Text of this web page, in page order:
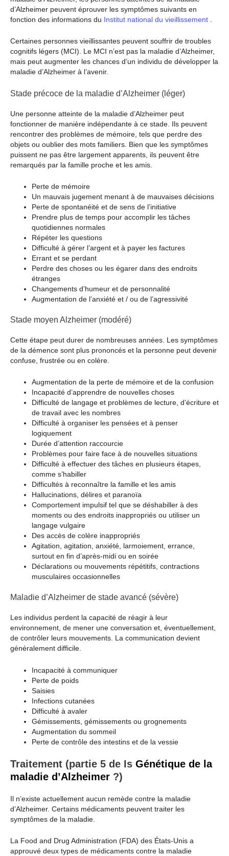
d’Alzheimer peuvent éprouver les symptômes suivants en
fonction des informations du Institut national du vieillissement
Certaines personnes vieillissantes peuvent souffrir de troubles
cognitifs légers (MCI). Le MCI n’est pas la maladie d’Alzheimer,
mais peut augmenter les chances d’un individu de développer la
maladie d’Alzheimer à l’avenir.
Stade précoce de la maladie d’Alzheimer (léger)
Une personne atteinte de la maladie d’Alzheimer peut
fonctionner de manière indépendante à ce stade. Ils peuvent
rencontrer des problèmes de mémoire, tels que perdre des
objets ou oublier des mots familiers. Bien que les symptômes
puissent ne pas être largement apparents, ils peuvent être
remarqués par la famille proche et les amis.
Perte de mémoire
Un mauvais jugement menant à de mauvaises décisions
Perte de spontanéité et de sens de l’initiative
Prendre plus de temps pour accomplir les tâches
quotidiennes normales
Répéter les questions
Difficulté à gérer l’argent et à payer les factures
Errant et se perdant
Perdre des choses ou les égarer dans des endroits
étranges
Changements d’humeur et de personnalité
Augmentation de l’anxiété et / ou de l’agressivité
Stade moyen Alzheimer (modéré)
Cette étape peut durer de nombreuses années. Les symptômes
de la démence sont plus prononcés et la personne peut devenir
confuse, frustrée ou en colère.
Augmentation de la perte de mémoire et de la confusion
Incapacité d’apprendre de nouvelles choses
Difficulté de langage et problèmes de lecture, d’écriture et
de travail avec les nombres
Difficulté à organiser les pensées et à penser
logiquement
Durée d’attention raccourcie
Problèmes pour faire face à de nouvelles situations
Difficulté à effectuer des tâches en plusieurs étapes,
comme s’habiller
Difficultés à reconnaître la famille et les amis
Hallucinations, délires et paranoïa
Comportement impulsif tel que se déshabiller à des
moments ou des endroits inappropriés ou utiliser un
langage vulgaire
Des accès de colère inappropriés
Agitation, agitation, anxiété, larmoiement, errance,
surtout en fin d’après-midi ou en soirée
Déclarations ou mouvements répétitifs, contractions
musculaires occasionnelles
Maladie d’Alzheimer de stade avancé (sévère)
Les individus perdent la capacité de réagir à leur
environnement, de mener une conversation et, éventuellement,
de contrôler leurs mouvements. La communication devient
généralement difficile.
Incapacité à communiquer
Perte de poids
Saisies
Infections cutanées
Difficulté à avaler
Gémissements, gémissements ou grognements
Augmentation du sommeil
Perte de contrôle des intestins et de la vessie
Traitement (partie 5 de Is Génétique de la
maladie d’Alzheimer ?)
Il n’existe actuellement aucun remède contre la maladie
d’Alzheimer. Certains médicaments peuvent traiter les
symptômes de la maladie.
La Food and Drug Administration (FDA) des États-Unis a
approuvé deux types de médicaments contre la maladie